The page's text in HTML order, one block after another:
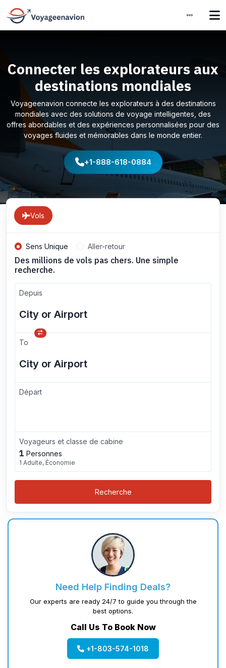
Connecter les explorateurs aux
destinations mondiales
Voyageenavion connecte les explorateurs à des destinations
mondiales avec des solutions de voyage intelligentes, des
offres abordables et des expériences personnalisées pour des
voyages fluides et mémorables dans le monde entier.
+1-888-618-0884
Vols
Sens Unique Aller-retour
Des millions de vols pas chers. Une simple
recherche.
Depuis
To
Départ
Voyageurs et classe de cabine
1 Personnes
1 Adulte, Économie
Recherche
Need Help Finding Deals?
Our experts are ready 24/7 to guide you through the
best options.
Call Us To Book Now
+1-803-574-1018